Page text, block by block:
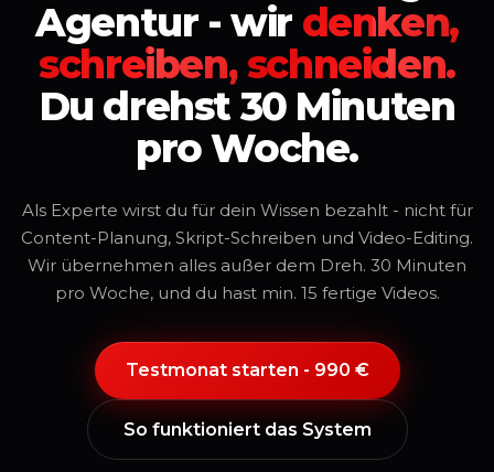
Agentur - wir denken,
schreiben, schneiden.
Du drehst 30 Minuten
proWoche.
Als Experte wirst du für dein Wissen bezahlt - nicht für
Content-Planung, Skript-Schreiben und Video-Editing.
Wir übernehmen alles außer dem Dreh. 30 Minuten
pro Woche, und du hast min. 15 fertige Videos.
Testmonat starten - 990 €
So funktioniert das System